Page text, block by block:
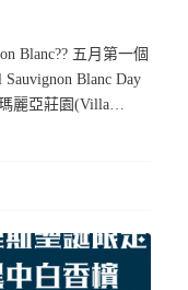
Blanc?? 五月第一個
Blanc Day
麗亞莊園(Villa…